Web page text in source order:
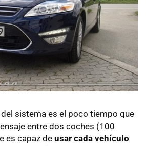
sistema es el poco tiempo que
entre dos coches (100
es capaz deusar cada vehículo